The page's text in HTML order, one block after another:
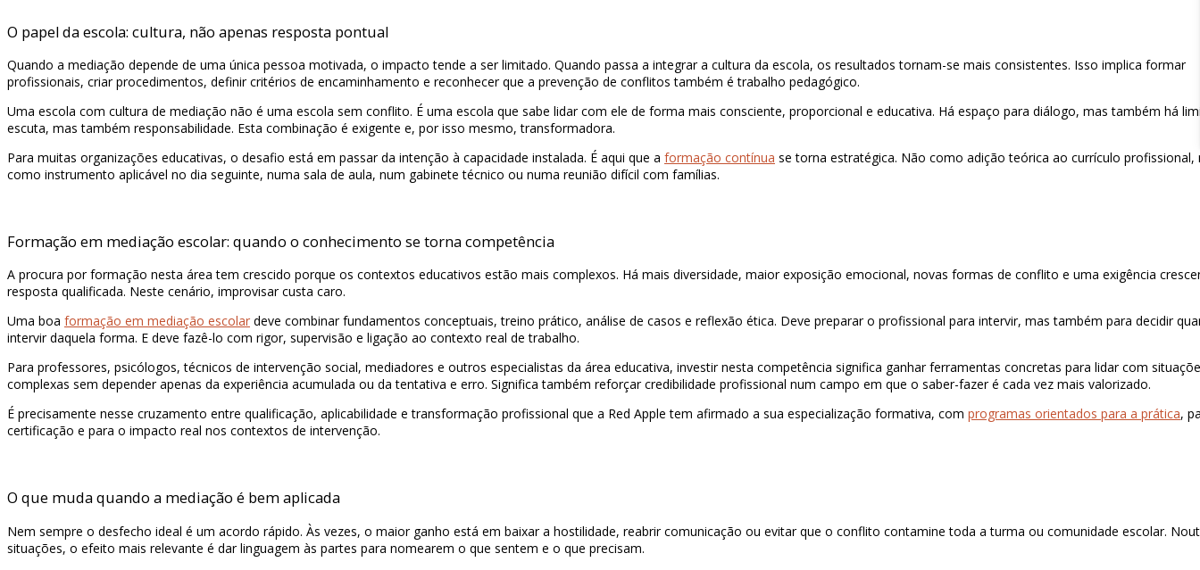
O papel da escola: cultura, não apenas resposta pontual
Quando a mediação depende de uma única pessoa motivada, o impacto tende a ser limitado. Quando passa a integrar a cultura da escola, os resultados tornam-se mais consistentes. Isso implica formar
profissionais, criar procedimentos, definir critérios de encaminhamento e reconhecer que a prevenção de conflitos também é trabalho pedagógico.
Uma escola com cultura de mediação não é uma escola sem conflito. É uma escola que sabe lidar com ele de forma mais consciente, proporcional e educativa. Há espaço para diálogo, mas também há
escuta, mas também responsabilidade. Esta combinação é exigente e, por isso mesmo, transformadora.
Para muitas organizações educativas, o desafio está em passar da intenção à capacidade instalada. É aqui que a formação contínua se torna estratégica. Não como adição teórica ao currículo profissional,
como instrumento aplicável no dia seguinte, numa sala de aula, num gabinete técnico ou numa reunião difícil com famílias.
Formação em mediação escolar: quando o conhecimento se torna competência
A procura por formação nesta área tem crescido porque os contextos educativos estão mais complexos. Há mais diversidade, maior exposição emocional, novas formas de conflito e uma exigência
resposta qualificada. Neste cenário, improvisar custa caro.
Uma boa formação em mediação escolar deve combinar fundamentos conceptuais, treino prático, análise de casos e reflexão ética. Deve preparar o profissional para intervir, mas também para decidir
intervir daquela forma. E deve fazê-lo com rigor, supervisão e ligação ao contexto real de trabalho.
Para professores, psicólogos, técnicos de intervenção social, mediadores e outros especialistas da área educativa, investir nesta competência significa ganhar ferramentas concretas para lidar com
complexas sem depender apenas da experiência acumulada ou da tentativa e erro. Significa também reforçar credibilidade profissional num campo em que o saber-fazer é cada vez mais valorizado.
É precisamente nesse cruzamento entre qualificação, aplicabilidade e transformação profissional que a Red Apple tem afirmado a sua especialização formativa, com programas orientados para a prática,
certificação e para o impacto real nos contextos de intervenção.
O que muda quando a mediação é bem aplicada
Nem sempre o desfecho ideal é um acordo rápido. Às vezes, o maior ganho está em baixar a hostilidade, reabrir comunicação ou evitar que o conflito contamine toda a turma ou comunidade escolar.
situações, o efeito mais relevante é dar linguagem às partes para nomearem o que sentem e o que precisam.